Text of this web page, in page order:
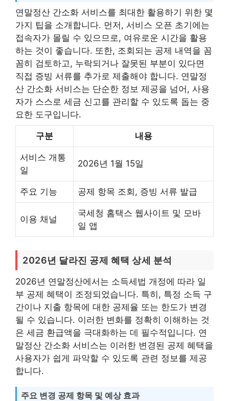
연말정산 간소화 서비스를 최대한 활용하기 위한 몇
가지 팁을 소개합니다. 먼저, 서비스 오픈 초기에는
접속자가 몰릴 수 있으므로, 여유로운 시간을 활용
하는 것이 좋습니다. 또한, 조회되는 공제 내역을 꼼
꼼히 검토하고, 누락되거나 잘못된 부분이 있다면
직접 증빙 서류를 추가로 제출해야 합니다. 연말정
산 간소화 서비스는 단순한 정보 제공을 넘어, 사용
자가 스스로 세금 신고를 관리할 수 있도록 돕는 중
요한 도구입니다.
구분 내용
서비스 개통
일
2026년 1월 15일
주요 기능 공제 항목 조회, 증빙 서류 발급
이용 채널
국세청 홈택스 웹사이트 및 모바
일 앱
2026년 달라진 공제 혜택 상세 분석
2026년 연말정산에서는 소득세법 개정에 따라 일
부 공제 혜택이 조정되었습니다. 특히, 특정 소득 구
간이나 지출 항목에 대한 공제율 또는 한도가 변경
될 수 있습니다. 이러한 변화를 정확히 이해하는 것
은 세금 환급액을 극대화하는 데 필수적입니다. 연
말정산 간소화 서비스는 이러한 변경된 공제 혜택을
사용자가 쉽게 파악할 수 있도록 관련 정보를 제공
합니다.
주요 변경 공제 항목 및 예상 효과